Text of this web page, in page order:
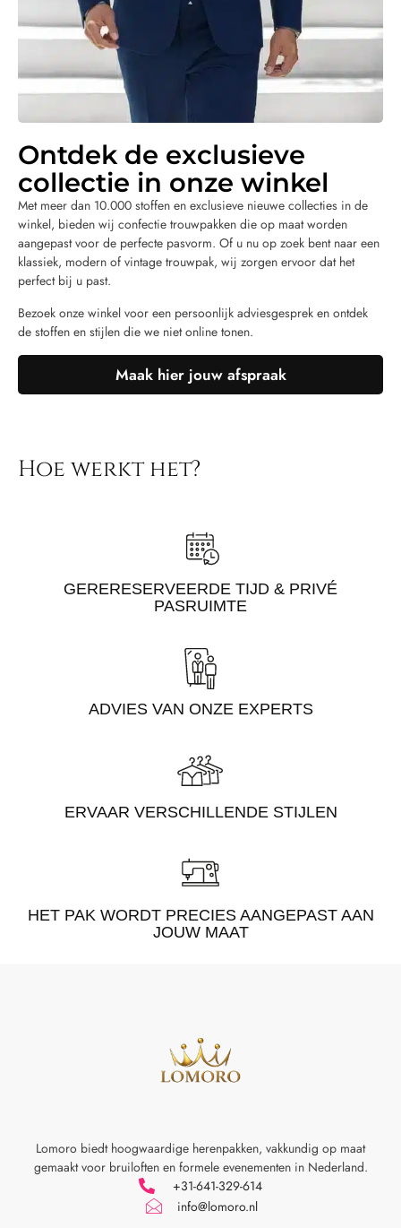
Ontdek de exclusieve
collectie in onze winkel
Met meer dan 10.000 stoffen en exclusieve nieuwe collecties in de
winkel, bieden wij confectie trouwpakken die op maat worden
aangepast voor de perfecte pasvorm. Of u nu op zoek bent naar een
klassiek, modern of vintage trouwpak, wij zorgen ervoor dat het
perfect bij u past.
Bezoek onze winkel voor een persoonlijk adviesgesprek en ontdek
de stoffen en stijlen die we niet online tonen.
Maak hier jouw afspraak
Hoe werkt het?
GERERESERVEERDE TIJD & PRIVÉ
PASRUIMTE
ADVIES VAN ONZE EXPERTS
ERVAAR VERSCHILLENDE STIJLEN
HET PAK WORDT PRECIES AANGEPAST AAN
JOUW MAAT
Lomoro biedt hoogwaardige herenpakken, vakkundig op maat
gemaakt voor bruiloften en formele evenementen in Nederland.
+31-641-329-614
info@lomoro.nl